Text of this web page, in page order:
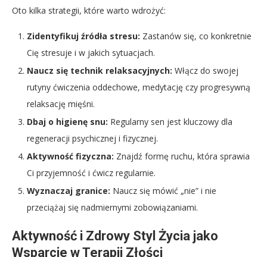
Oto kilka strategii, które warto wdrożyć:
Zidentyfikuj źródła stresu: Zastanów się, co konkretnie
Cię stresuje i w jakich sytuacjach.
Naucz się technik relaksacyjnych: Włącz do swojej
rutyny ćwiczenia oddechowe, medytację czy progresywną
relaksację mięśni.
Dbaj o higienę snu: Regularny sen jest kluczowy dla
regeneracji psychicznej i fizycznej.
Aktywność fizyczna: Znajdź formę ruchu, która sprawia
Ci przyjemność i ćwicz regularnie.
Wyznaczaj granice: Naucz się mówić „nie” i nie
przeciążaj się nadmiernymi zobowiązaniami.
Aktywność i Zdrowy Styl Życia jako
Wsparcie w Terapii Złości